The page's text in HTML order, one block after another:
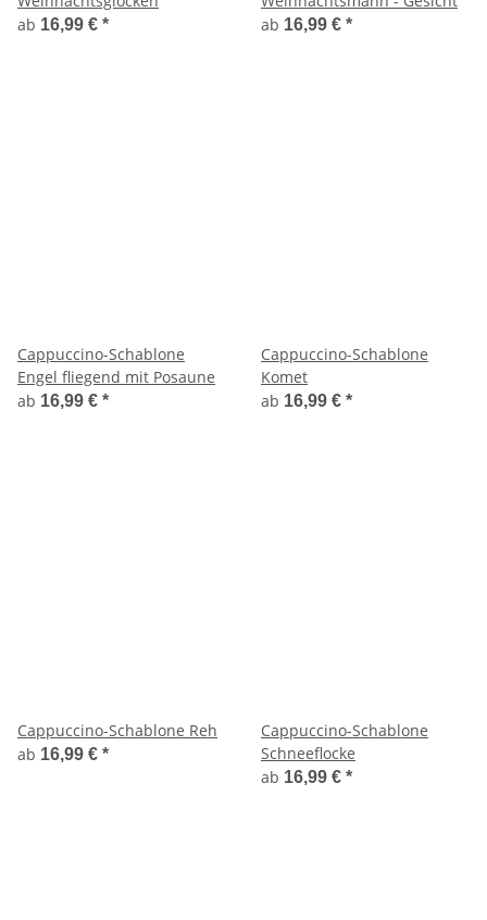
ab 16,99 € *
ab 16,99 € *
Cappuccino-Schablone
Engel fliegend mit Posaune
ab 16,99 € *
Cappuccino-Schablone
Komet
ab 16,99 € *
Cappuccino-Schablone Reh
ab 16,99 € *
Cappuccino-Schablone
Schneeflocke
ab 16,99 € *